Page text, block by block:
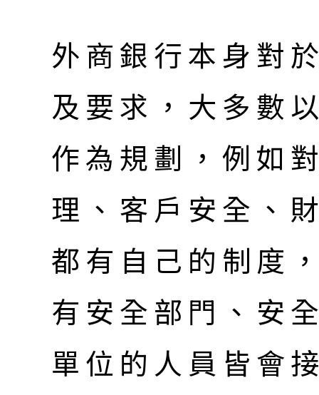
外商銀行本身對
及要求，大多數
作為規劃，例如
理、客戶安全、
都有自己的制度
有安全部門、安
單位的人員皆會